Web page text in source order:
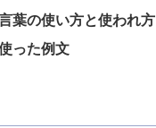
葉の使い方と使われ方
った例文